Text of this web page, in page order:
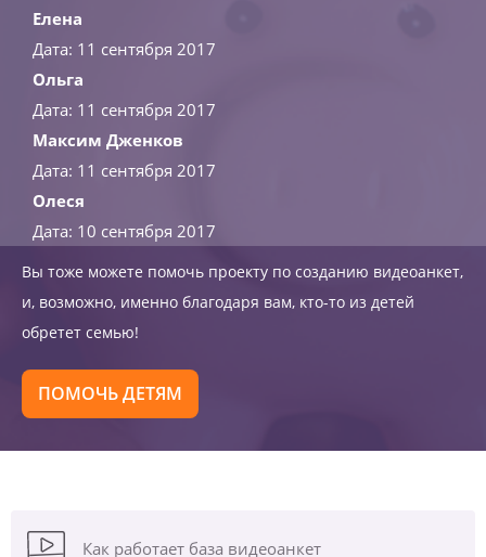
Елена
Дата: 11 сентября 2017
Ольга
Дата: 11 сентября 2017
Максим Дженков
Дата: 11 сентября 2017
Олеся
Дата: 10 сентября 2017
Вы тоже можете помочь проекту по созданию видеоанкет,
и, возможно, именно благодаря вам, кто-то из детей
обретет семью!
ПОМОЧЬ ДЕТЯМ
Как работает база видеоанкет